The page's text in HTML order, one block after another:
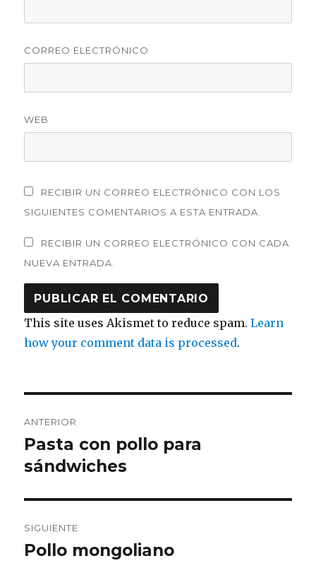
CORREO ELECTRÓNICO
WEB
RECIBIR UN CORREO ELECTRÓNICO CON LOS
SIGUIENTES COMENTARIOS A ESTA ENTRADA.
RECIBIR UN CORREO ELECTRÓNICO CON CADA
NUEVA ENTRADA.
This site uses Akismet to reduce spam.Learn
how your comment data is processed.
de
entradas
ANTERIOR
Entrada
anterior:
Pasta con pollo para
sándwiches
SIGUIENTE
Entrada
Pollo mongoliano